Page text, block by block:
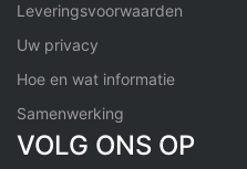
Leveringsvoorwaarden
Uw privacy
Hoe en wat informatie
Samenwerking
VOLG ONS OP